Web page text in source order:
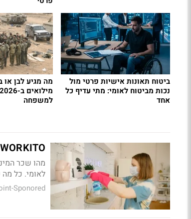
ביטוח תאונות אישיות פרטי מול
נכות מביטוח לאומי: מתי עדיף כל
אחד
מה מגיע לבן
למשפחה
WORKITO מסבירים מה חשוב לדעת על זכויות עובדי משק בית
מהו שכר
לאומי. כל מה
Sponored